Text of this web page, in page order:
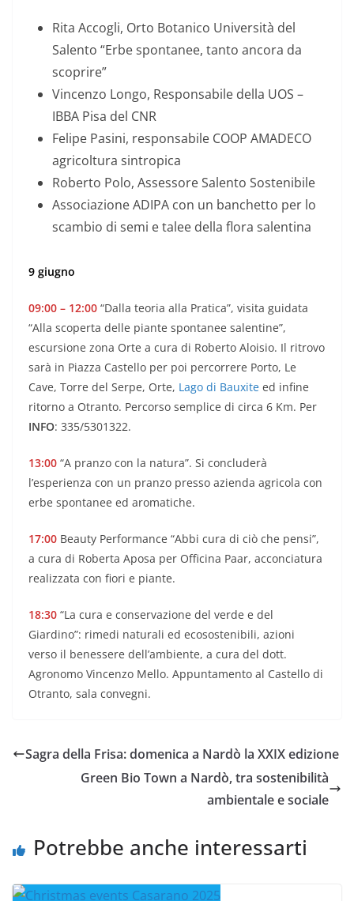
Rita Accogli, Orto Botanico Università del
Salento “Erbe spontanee, tanto ancora da
scoprire”
Vincenzo Longo, Responsabile della UOS –
IBBA Pisa del CNR
Felipe Pasini, responsabile COOP AMADECO
agricoltura sintropica
Roberto Polo, Assessore Salento Sostenibile
Associazione ADIPA con un banchetto per lo
scambio di semi e talee della flora salentina
9 giugno
09:00 – 12:00 “Dalla teoria alla Pratica”, visita guidata
“Alla scoperta delle piante spontanee salentine”,
escursione zona Orte a cura di Roberto Aloisio. Il ritrovo
sarà in Piazza Castello per poi percorrere Porto, Le
Cave, Torre del Serpe, Orte, Lago di Bauxite ed infine
ritorno a Otranto. Percorso semplice di circa 6 Km. Per
INFO: 335/5301322.
13:00 “A pranzo con la natura”. Si concluderà
l’esperienza con un pranzo presso azienda agricola con
erbe spontanee ed aromatiche.
17:00 Beauty Performance “Abbi cura di ciò che pensi”,
a cura di Roberta Aposa per Officina Paar, acconciatura
realizzata con fiori e piante.
18:30 “La cura e conservazione del verde e del
Giardino”: rimedi naturali ed ecosostenibili, azioni
verso il benessere dell’ambiente, a cura del dott.
Agronomo Vincenzo Mello. Appuntamento al Castello di
Otranto, sala convegni.
Sagra della Frisa: domenica a Nardò la XXIX edizione
Green Bio Town a Nardò, tra sostenibilità
ambientale e sociale
Potrebbe anche interessarti